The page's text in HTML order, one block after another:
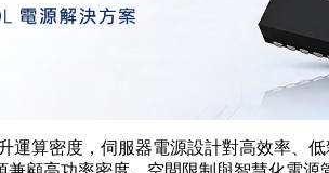
運算密度，伺服器電源設計對高效率、